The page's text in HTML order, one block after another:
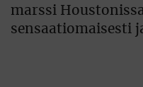
marssi
sensaatiomaisesti